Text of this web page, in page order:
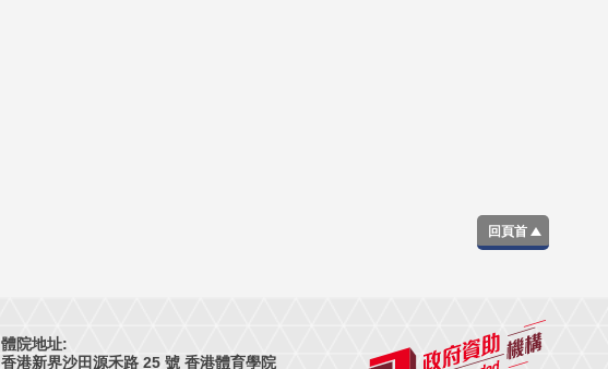
回頁首
體院地址:
香港新界沙田源禾路 25 號 香港體育學院